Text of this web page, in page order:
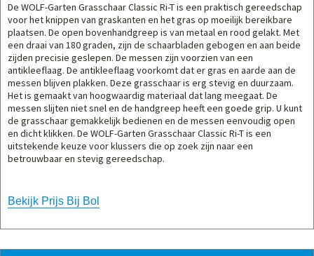
De WOLF-Garten Grasschaar Classic Ri-T is een praktisch gereedschap
voor het knippen van graskanten en het gras op moeilijk bereikbare
plaatsen. De open bovenhandgreep is van metaal en rood gelakt. Met
een draai van 180 graden, zijn de schaarbladen gebogen en aan beide
zijden precisie geslepen. De messen zijn voorzien van een
antikleeflaag. De antikleeflaag voorkomt dat er gras en aarde aan de
messen blijven plakken. Deze grasschaar is erg stevig en duurzaam.
Het is gemaakt van hoogwaardig materiaal dat lang meegaat. De
messen slijten niet snel en de handgreep heeft een goede grip. U kunt
de grasschaar gemakkelijk bedienen en de messen eenvoudig open
en dicht klikken. De WOLF-Garten Grasschaar Classic Ri-T is een
uitstekende keuze voor klussers die op zoek zijn naar een
betrouwbaar en stevig gereedschap.
Bekijk Prijs Bij Bol